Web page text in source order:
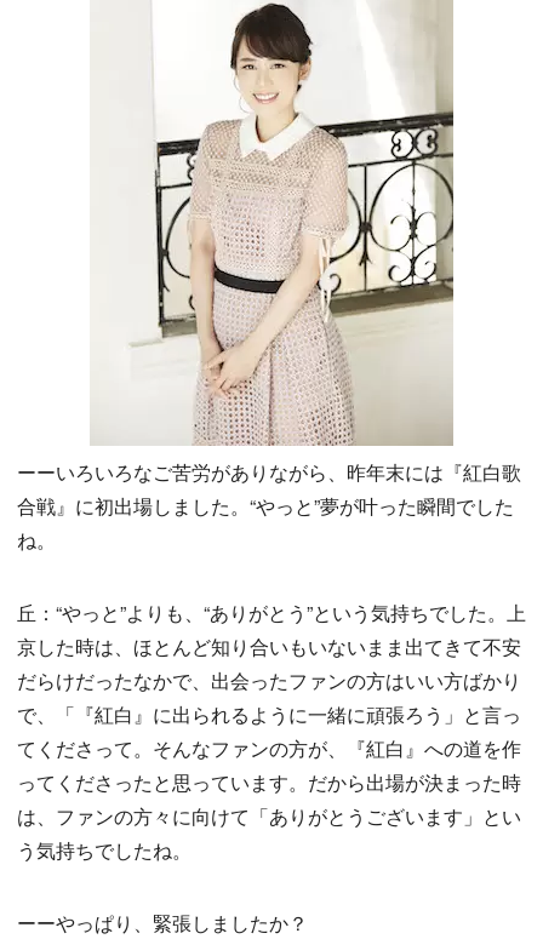
ーーいろいろなご苦労がありながら、昨年末には『紅白歌
合戦』に初出場しました。“やっと”夢が叶った瞬間でした
ね。
丘：“やっと”よりも、“ありがとう”という気持ちでした。上
京した時は、ほとんど知り合いもいないまま出てきて不安
だらけだったなかで、出会ったファンの方はいい方ばかり
で、「『紅白』に出られるように一緒に頑張ろう」と言っ
てくださって。そんなファンの方が、『紅白』への道を作
ってくださったと思っています。だから出場が決まった時
は、ファンの方々に向けて「ありがとうございます」とい
う気持ちでしたね。
ーーやっぱり、緊張しましたか？